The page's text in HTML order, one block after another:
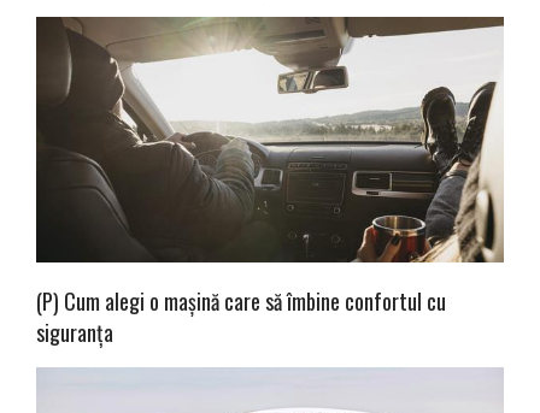
(P) Cum alegi o mașină care să îmbine confortul cu
siguranța